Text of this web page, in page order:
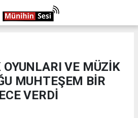
VE MÜZİK
MUHTEŞEM BİR
VERDİ